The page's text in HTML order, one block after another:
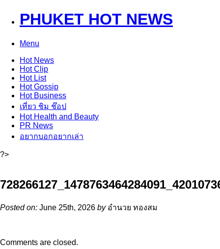
PHUKET HOT NEWS
Menu
HotNews
HotClip
HotList
HotGossip
HotBusiness
เที่ยว ชิม ช๊อป
HotHealth and Beauty
PR News
อยากบอกอยากเล่า
?>
Posted on: June 25th, 2026 byอำนวย ทองสม
Comments are closed.